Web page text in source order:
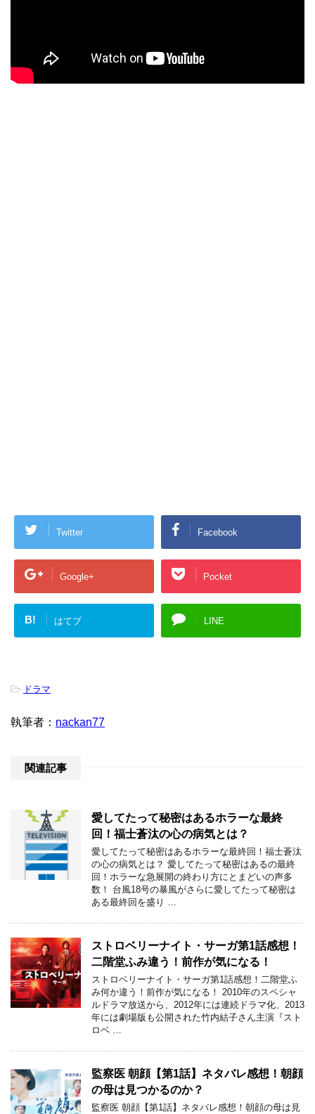
Twitter Facebook
Google+ Pocket
B! はてブ LINE
- ドラマ
執筆者： nackan77
関連記事
愛してたって秘密はあるホラーな最終
回！福士蒼汰の心の病気とは？
愛してたって秘密はあるホラーな最終回！福士蒼汰
の心の病気とは？ 愛してたって秘密はあるの最終
回！ホラーな急展開の終わり方にとまどいの声多
数！ 台風18号の暴風がさらに愛してたって秘密は
ある最終回を盛り …
ストロベリーナイト・サーガ第1話感想！
二階堂ふみ違う！前作が気になる！
ストロベリーナイト・サーガ第1話感想！二階堂ふ
み何か違う！前作が気になる！ 2010年のスペシャ
ルドラマ放送から、2012年には連続ドラマ化、2013
年には劇場版も公開された竹内結子さん主演『スト
ロベ …
監察医 朝顔【第1話】ネタバレ感想！朝顔
の母は見つかるのか？
監察医 朝顔【第1話】ネタバレ感想！朝顔の母は見